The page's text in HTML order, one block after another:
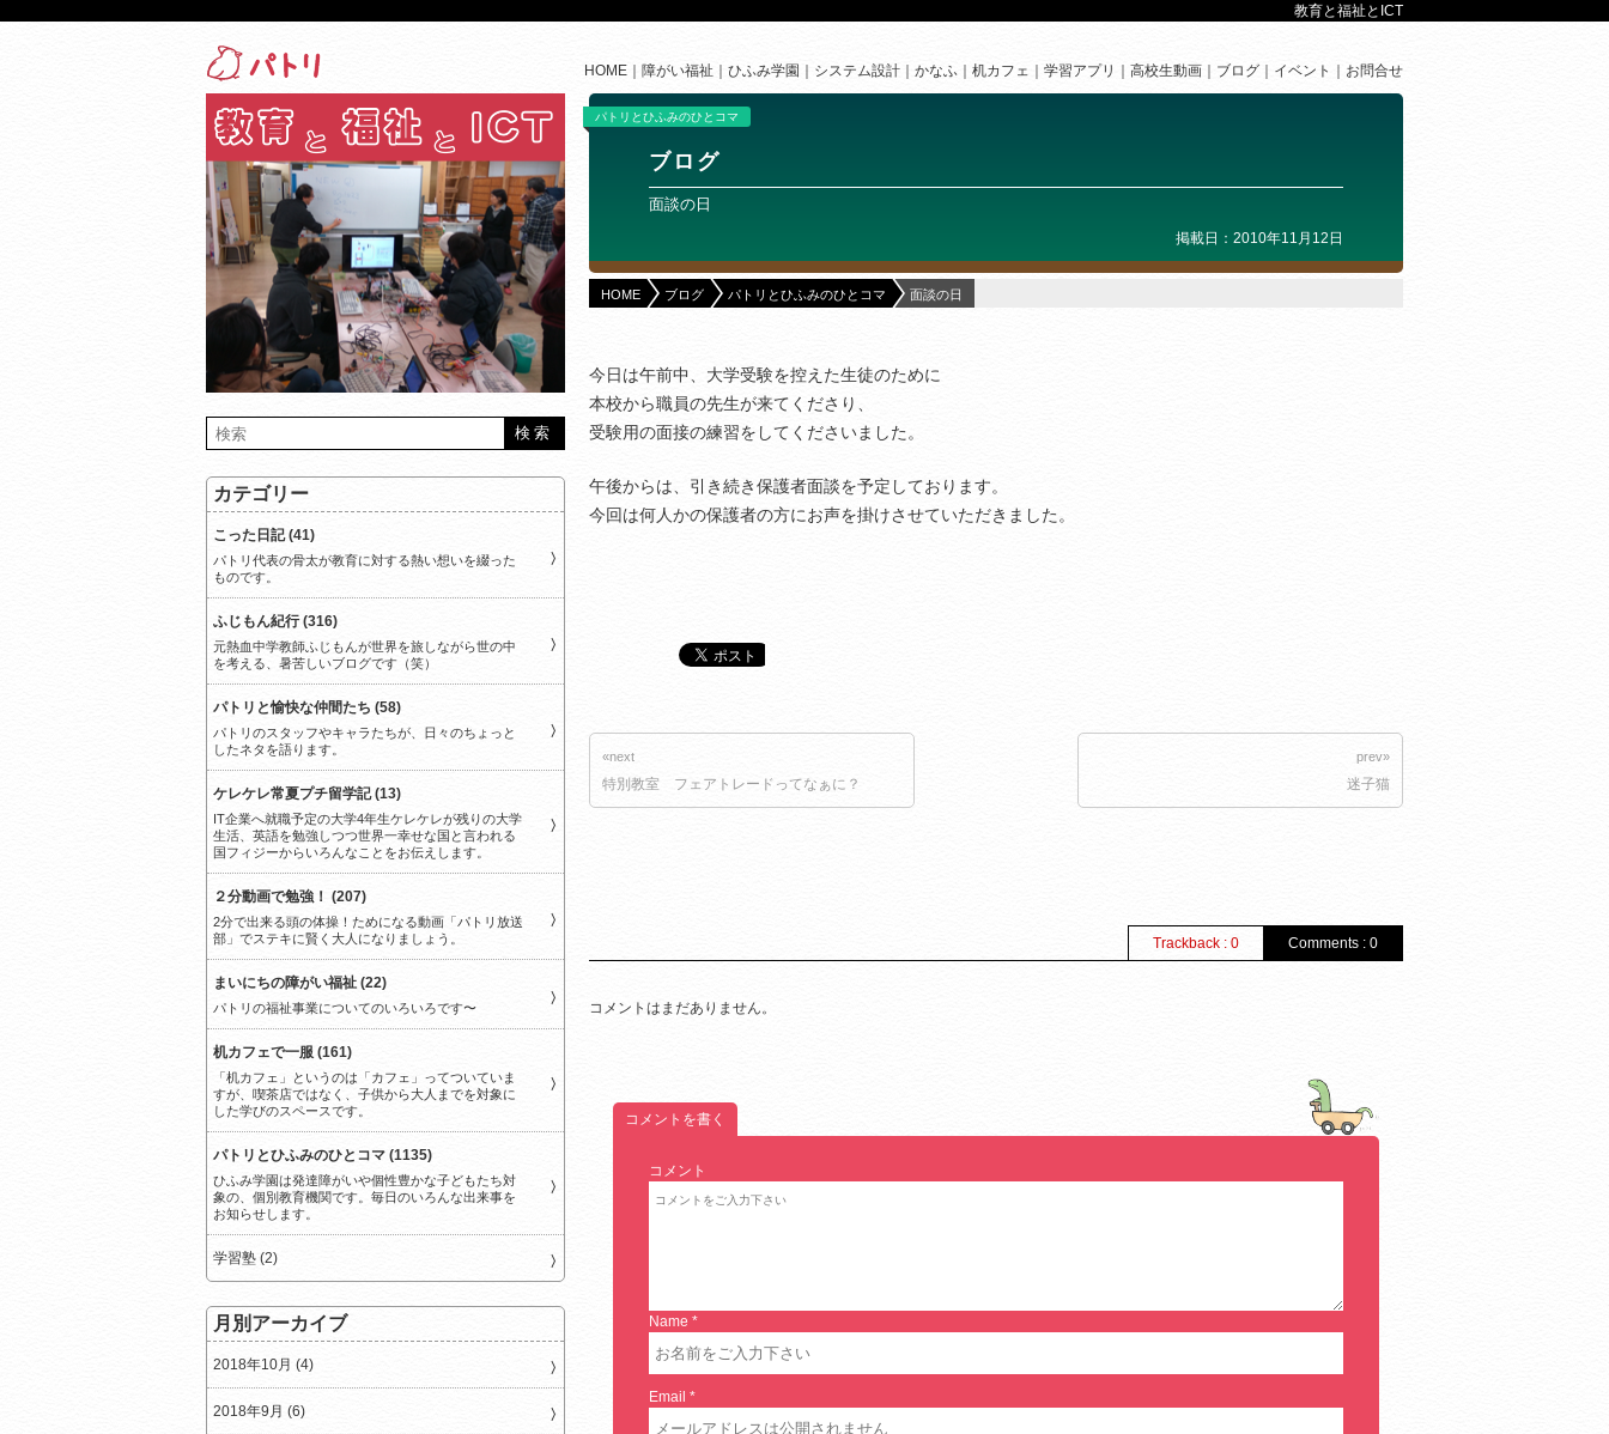
教育と福祉とICT
HOME 障がい福祉 ひふみ学園 システム設計 かなふ 机カフェ 学習アプリ 高校生動画 ブログ イベント お問合せ
パトリとひふみのひとコマ
ブログ
面談の日
掲載日：2010年11月12日
HOME ブログ パトリとひふみのひとコマ 面談の日
今日は午前中、大学受験を控えた生徒のために
本校から職員の先生が来てくださり、
受験用の面接の練習をしてくださいました。
午後からは、引き続き保護者面談を予定しております。
今回は何人かの保護者の方にお声を掛けさせていただきました。
«next
特別教室 フェアトレードってなぁに？
prev»
迷子猫
Comments : 0
Trackback : 0
コメントはまだありません。
コメントを書く
コメント
Name *
Email *
カテゴリー
こった日記 (41)
パトリ代表の骨太が教育に対する熱い想いを綴った
ものです。
ふじもん紀行 (316)
元熱血中学教師ふじもんが世界を旅しながら世の中
を考える、暑苦しいブログです（笑）
パトリと愉快な仲間たち (58)
パトリのスタッフやキャラたちが、日々のちょっと
したネタを語ります。
ケレケレ常夏プチ留学記 (13)
IT企業へ就職予定の大学4年生ケレケレが残りの大学
生活、英語を勉強しつつ世界一幸せな国と言われる
国フィジーからいろんなことをお伝えします。
２分動画で勉強！ (207)
2分で出来る頭の体操！ためになる動画「パトリ放送
部」でステキに賢く大人になりましょう。
まいにちの障がい福祉 (22)
パトリの福祉事業についてのいろいろです〜
机カフェで一服 (161)
「机カフェ」というのは「カフェ」ってついていま
すが、喫茶店ではなく、子供から大人までを対象に
した学びのスペースです。
パトリとひふみのひとコマ (1135)
ひふみ学園は発達障がいや個性豊かな子どもたち対
象の、個別教育機関です。毎日のいろんな出来事を
お知らせします。
学習塾 (2)
月別アーカイブ
2018年10月 (4)
2018年9月 (6)